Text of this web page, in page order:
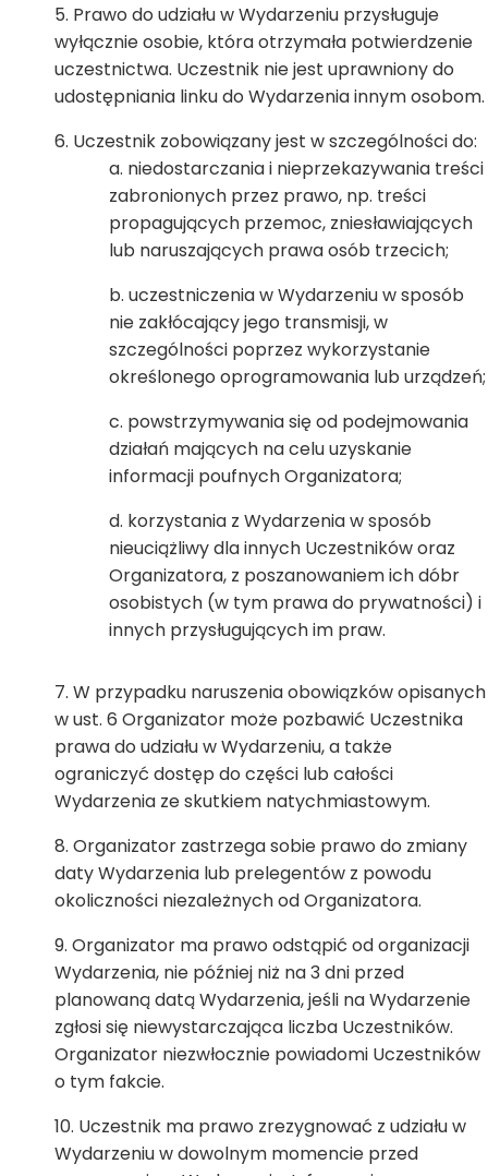
Prawo do udziału w Wydarzeniu przysługuje
wyłącznie osobie, która otrzymała potwierdzenie
uczestnictwa. Uczestnik nie jest uprawniony do
udostępniania linku do Wydarzenia innym osobom.
Uczestnik zobowiązany jest w szczególności do:
niedostarczania i nieprzekazywania treści
zabronionych przez prawo, np. treści
propagujących przemoc, zniesławiających
lub naruszających prawa osób trzecich;
uczestniczenia w Wydarzeniu w sposób
nie zakłócający jego transmisji, w
szczególności poprzez wykorzystanie
określonego oprogramowania lub urządzeń;
powstrzymywania się od podejmowania
działań mających na celu uzyskanie
informacji poufnych Organizatora;
korzystania z Wydarzenia w sposób
nieuciążliwy dla innych Uczestników oraz
Organizatora, z poszanowaniem ich dóbr
osobistych (w tym prawa do prywatności) i
innych przysługujących im praw.
W przypadku naruszenia obowiązków opisanych
w ust. 6 Organizator może pozbawić Uczestnika
prawa do udziału w Wydarzeniu, a także
ograniczyć dostęp do części lub całości
Wydarzenia ze skutkiem natychmiastowym.
Organizator zastrzega sobie prawo do zmiany
daty Wydarzenia lub prelegentów z powodu
okoliczności niezależnych od Organizatora.
Organizator ma prawo odstąpić od organizacji
Wydarzenia, nie później niż na 3 dni przed
planowaną datą Wydarzenia, jeśli na Wydarzenie
zgłosi się niewystarczająca liczba Uczestników.
Organizator niezwłocznie powiadomi Uczestników
o tym fakcie.
Uczestnik ma prawo zrezygnować z udziału w
Wydarzeniu w dowolnym momencie przed